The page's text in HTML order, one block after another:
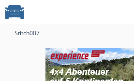
Stitch007